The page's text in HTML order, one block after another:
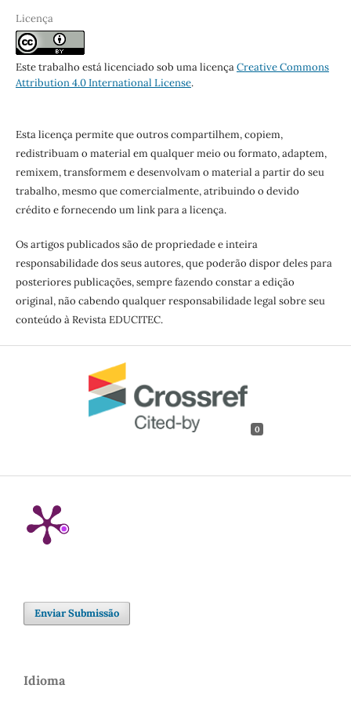
Licença
Este trabalho está licenciado sob uma licençaCreative Commons
Attribution 4.0 International License.
Esta licença permite que outros compartilhem, copiem,
redistribuam o material em qualquer meio ou formato, adaptem,
remixem, transformem e desenvolvam o material a partir do seu
trabalho, mesmo que comercialmente, atribuindo o devido
crédito e fornecendo um link para a licença.
Os artigos publicados são de propriedade e inteira
responsabilidade dos seus autores, que poderão dispor deles para
posteriores publicações, sempre fazendo constar a edição
original, não cabendo qualquer responsabilidade legal sobre seu
conteúdo à Revista EDUCITEC.
0
Enviar Submissão
Idioma